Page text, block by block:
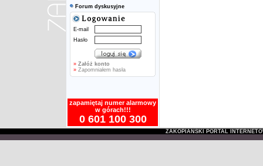
Forum dyskusyjne
E-mail
Hasło
» Załóż konto
» Zapomniałem hasła
zapamiętaj numer alarmowy
w górach!!!
0 601 100 300
ZAKOPIAŃSKI PORTAL